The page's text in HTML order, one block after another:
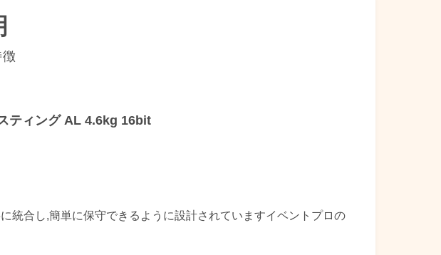
ティング AL 4.6kg 16bit
統合し,簡単に保守できるように設計されていますイベントプロの